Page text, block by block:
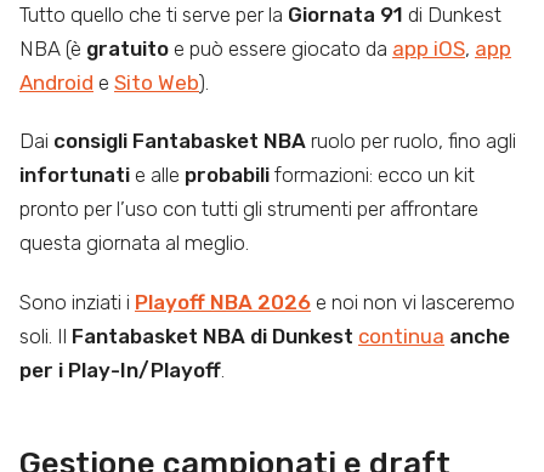
Tutto quello che ti serve per la Giornata 91 di Dunkest
NBA (è gratuito e può essere giocato da app iOS, app
Android e Sito Web).
Dai consigli Fantabasket NBA ruolo per ruolo, fino agli
infortunati e alle probabili formazioni: ecco un kit
pronto per l’uso con tutti gli strumenti per affrontare
questa giornata al meglio.
Sono inziati i Playoff NBA 2026 e noi non vi lasceremo
soli. Il Fantabasket NBA di Dunkest continua anche
per i Play-In/Playoff.
Gestione campionati e draft